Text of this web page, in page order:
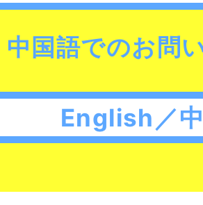
国語でのお問
English／